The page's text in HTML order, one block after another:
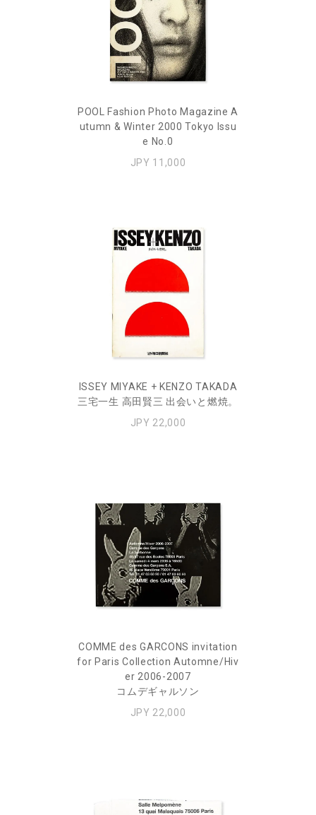
POOL Fashion Photo Magazine A
utumn & Winter 2000 Tokyo Issu
e No.0
JPY 11,000
ISSEY MIYAKE + KENZO TAKADA
三宅一生 高田賢三 出会いと燃焼。
JPY 22,000
COMME des GARCONS invitation
for Paris Collection Automne/Hiv
er 2006-2007
コムデギャルソン
JPY 22,000